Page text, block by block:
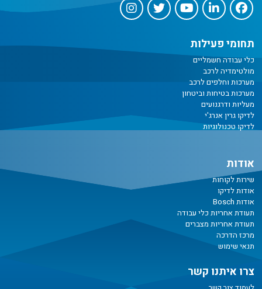
תחומי פעילות
כלי עבודה חשמליים
מולטימדיה לרכב
מערכות וחלפים לרכב
מערכות בטיחות וביטחון
מעליות ודרגנועים
לדיקו גרין אנרג'י
לדיקו טכנולוגיות
אודות
שירות לקוחות
אודות לדיקו
אודות Bosch
תעודת אחריות כלי עבודה
תעודת אחריות מצברים
מרכז הדרכה
תנאי שימוש
צרו איתנו קשר